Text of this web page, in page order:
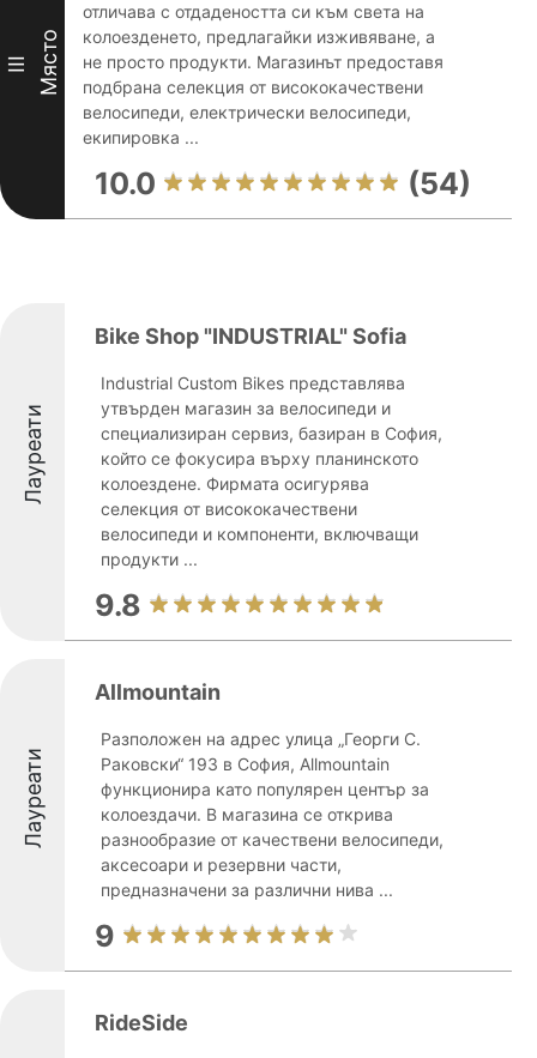
III Място
отличава с отдадеността си към света на
колоезденето, предлагайки изживяване, а
не просто продукти. Магазинът предоставя
подбрана селекция от висококачествени
велосипеди, електрически велосипеди,
екипировка ...
10.0 (54)
Лауреати
Bike Shop "INDUSTRIAL" Sofia
Industrial Custom Bikes представлява
утвърден магазин за велосипеди и
специализиран сервиз, базиран в София,
който се фокусира върху планинското
колоездене. Фирмата осигурява
селекция от висококачествени
велосипеди и компоненти, включващи
продукти ...
9.8
Лауреати
Allmountain
Разположен на адрес улица „Георги С.
Раковски“ 193 в София, Allmountain
функционира като популярен център за
колоездачи. В магазина се открива
разнообразие от качествени велосипеди,
аксесоари и резервни части,
предназначени за различни нива ...
9
RideSide